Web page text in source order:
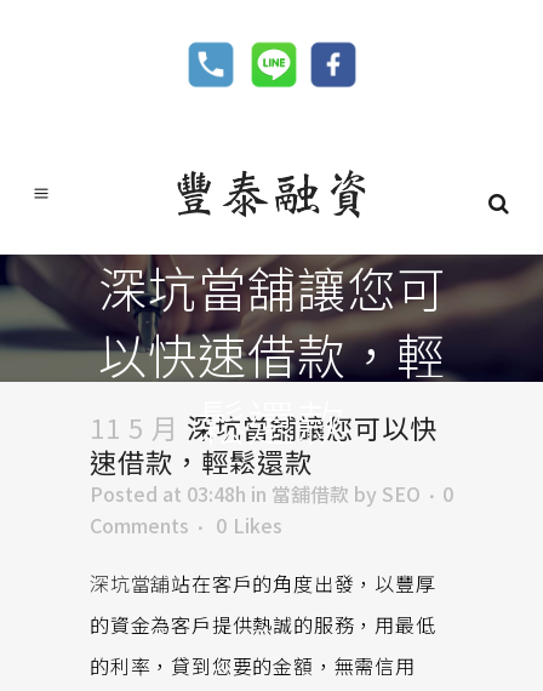
深坑當舖讓您可
以快速借款，輕
鬆還款
11 5 月 深坑當舖讓您可以快
速借款，輕鬆還款
Posted at 03:48h in 當舖借款 by SEO
0
Comments
0 Likes
深坑當舖站在客戶的角度出發，以豐厚
的資金為客戶提供熱誠的服務，用最低
的利率，貸到您要的金額，無需信用